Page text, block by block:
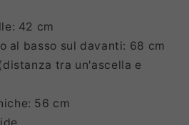
42 cm
al basso sul davanti: 68 cm
tra un'ascella e
56 cm